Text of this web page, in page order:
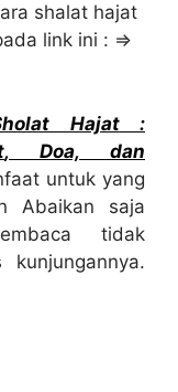
shalat hajat
link ini : ⇒
Hajat:
, Doa, dan
untuk yang
Abaikan saja
tidak
kunjungannya.